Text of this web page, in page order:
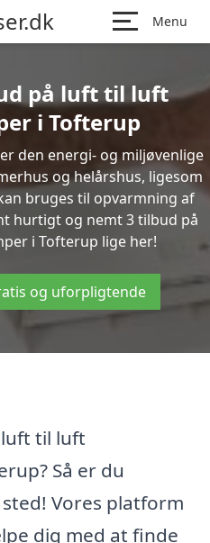
Menu
på luft til luft
i Tofterup
den energi- og miljøvenlige
og helårshus, ligesom
bruges til opvarmning af
hurtigt og nemt 3 tilbud på
i Tofterup lige her!
og uforpligtende
til luft
Så er du
Vores platform
dig med at finde